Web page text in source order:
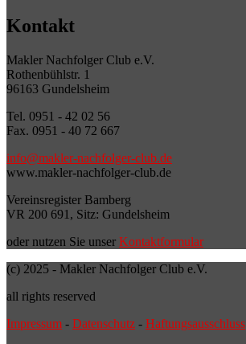
Kontakt
Makler Nachfolger Club e.V.
Rothenbühlstr. 1
96163 Gundelsheim
Tel. 0951 - 42 02 56
Fax. 0951 - 40 72 667
info@makler-nachfolger-club.de
www.makler-nachfolger-club.de
Vereinsregister Bamberg
VR 200 691, Sitz: Gundelsheim
oder nutzen Sie unser Kontaktformular
(c) 2025 - Makler Nachfolger Club e.V.
all rights reserved
Impressum - Datenschutz - Haftungsausschluss